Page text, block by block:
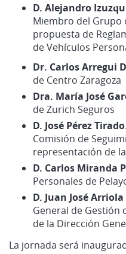
D. Alejandro
Miembro del Grupo
propuesta de
de Vehículos
Dr. Carlos Arregui
de Centro Zaragoza
Dra. María José
de Zurich Seguros
D. José Pérez Tirado
Comisión de
representación de
D. Carlos Miranda
Personales de
D. Juan José
General de Gestión
de la Dirección
La jornada será